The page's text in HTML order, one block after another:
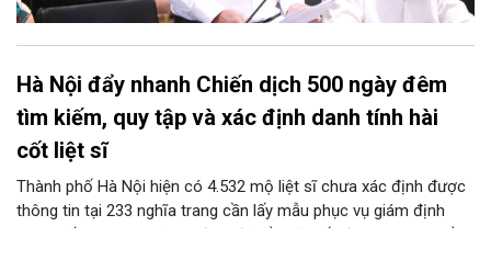
Hà Nội đẩy nhanh Chiến dịch 500 ngày đêm
tìm kiếm, quy tập và xác định danh tính hài
cốt liệt sĩ
Thành phố Hà Nội hiện có 4.532 mộ liệt sĩ chưa xác định được
thông tin tại 233 nghĩa trang cần lấy mẫu phục vụ giám định
ADN. Đến nay, các xã, phường đã tổ chức lấy được 97 trên tổng